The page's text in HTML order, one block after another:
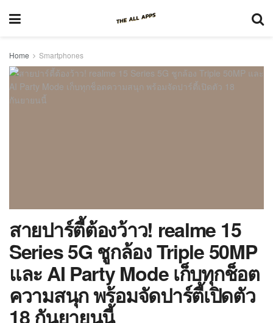
Home Smartphones
สายปาร์ตี้ต้องว้าว! realme 15
Series 5G ชูกล้อง Triple 50MP
และ AI Party Mode เก็บทุกช็อต
ความสนุก พร้อมจัดปาร์ตี้เปิดตัว
18 กันยายนนี้